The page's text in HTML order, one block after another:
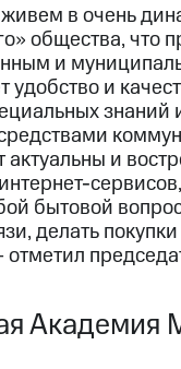
в очень
общества, что
и
и
и
бытовой
делать
Академия